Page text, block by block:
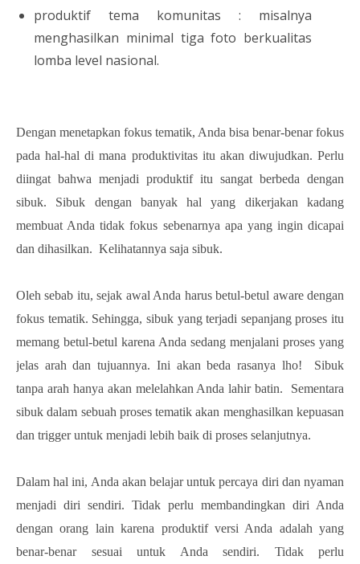
produktif tema komunitas : misalnya
menghasilkan minimal tiga foto berkualitas
lomba level nasional.
Dengan menetapkan fokus tematik, Anda bisa benar-benar fokus
pada hal-hal di mana produktivitas itu akan diwujudkan. Perlu
diingat bahwa menjadi produktif itu sangat berbeda dengan
sibuk. Sibuk dengan banyak hal yang dikerjakan kadang
membuat Anda tidak fokus sebenarnya apa yang ingin dicapai
dan dihasilkan. Kelihatannya saja sibuk.
Oleh sebab itu, sejak awal Anda harus betul-betul aware dengan
fokus tematik. Sehingga, sibuk yang terjadi sepanjang proses itu
memang betul-betul karena Anda sedang menjalani proses yang
jelas arah dan tujuannya. Ini akan beda rasanya lho! Sibuk
tanpa arah hanya akan melelahkan Anda lahir batin. Sementara
sibuk dalam sebuah proses tematik akan menghasilkan kepuasan
dan trigger untuk menjadi lebih baik di proses selanjutnya.
Dalam hal ini, Anda akan belajar untuk percaya diri dan nyaman
menjadi diri sendiri. Tidak perlu membandingkan diri Anda
dengan orang lain karena produktif versi Anda adalah yang
benar-benar sesuai untuk Anda sendiri. Tidak perlu